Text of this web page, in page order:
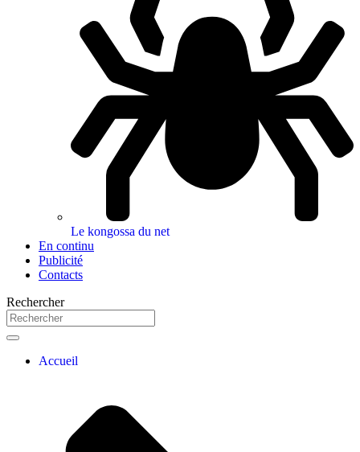
Le kongossa du net
En continu
Publicité
Contacts
Rechercher
Accueil